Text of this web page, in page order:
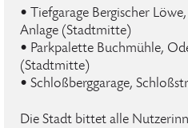
• Tiefgarage Bergischer
Anlage (Stadtmitte)
• Parkpalette Buchmühle,
(Stadtmitte)
• Schloßberggarage,
Die Stadt bittet alle